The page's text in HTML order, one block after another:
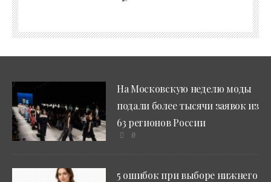
На Московскую неделю моды
подали более тысячи заявок из
63 регионов России
0
5 ошибок при выборе нижнего